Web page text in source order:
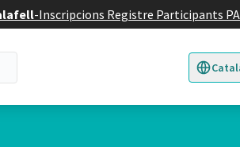
-Inscripcions Registre Participants
Triar la
d'usuari